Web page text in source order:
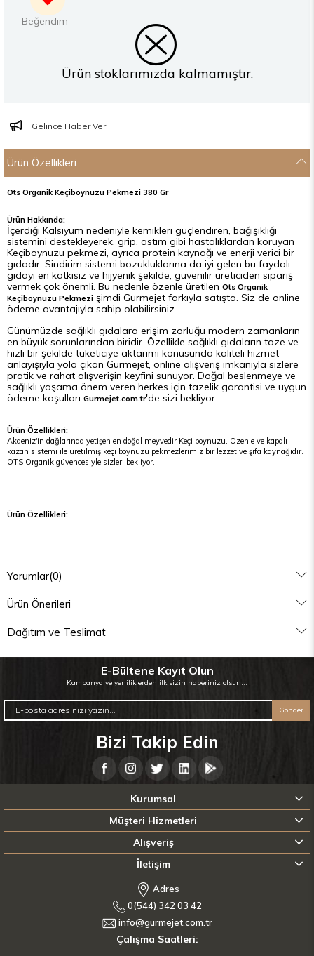
Ürün stoklarımızda kalmamıştır.
Gelince Haber Ver
Yemek Kartları İle Ödeme İmkanı
Ürün Özellikleri
Ots Organik Keçiboynuzu Pekmezi 380 Gr
Ürün Hakkında:
İçerdiği Kalsiyum nedeniyle kemikleri güçlendiren, bağışıklığı
sistemini destekleyerek, grip, astım gibi hastalıklardan koruyan
Keçiboynuzu pekmezi, ayrıca protein kaynağı ve enerji verici bir
gıdadır. Sindirim sistemi bozukluklarına da iyi gelen bu faydalı
gıdayı en katkısız ve hijyenik şekilde, güvenilir üreticiden sipariş
vermek çok önemli. Bu nedenle özenle üretilen Ots Organik
Keçiboynuzu Pekmezi şimdi Gurmejet farkıyla satışta. Siz de online
ödeme avantajıyla sahip olabilirsiniz.
Günümüzde sağlıklı gıdalara erişim zorluğu modern zamanların
en büyük sorunlarından biridir. Özellikle sağlıklı gıdaların taze ve
hızlı bir şekilde tüketiciye aktarımı konusunda kaliteli hizmet
anlayışıyla yola çıkan Gurmejet, online alışveriş imkanıyla sizlere
pratik ve rahat alışverişin keyfini sunuyor. Doğal beslenmeye ve
sağlıklı yaşama önem veren herkes için tazelik garantisi ve uygun
ödeme koşulları Gurmejet.com.tr'de sizi bekliyor.
Ürün Özellikleri:
Akdeniz'in dağlarında yetişen en doğal meyvedir Keçi boynuzu. Özenle ve kapalı
kazan sistemi ile üretilmiş keçi boynuzu pekmezlerimiz bir lezzet ve şifa kaynağıdır.
OTS Organik güvencesiyle sizleri bekliyor..!
Ürün Özellikleri:
Yorumlar(0)
Ürün Önerileri
Dağıtım ve Teslimat
E-Bültene Kayıt Olun
Kampanya ve yeniliklerden ilk sizin haberiniz olsun...
Gönder
Bizi Takip Edin
Kurumsal
Müşteri Hizmetleri
Alışveriş
İletişim
Adres
0(544) 342 03 42
info@gurmejet.com.tr
Çalışma Saatleri: